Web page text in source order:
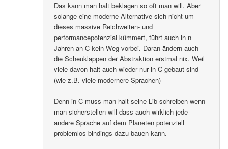
Das kann man halt beklagen so oft man will. Aber
solange eine moderne Alternative sich nicht um
dieses massive Reichweiten- und
performancepotenzial kümmert, führt auch in n
Jahren an C kein Weg vorbei. Daran ändern auch
die Scheuklappen der Abstraktion erstmal nix. Weil
viele davon halt auch wieder nur in C gebaut sind
(wie z.B. viele modernere Sprachen)
Denn in C muss man halt seine Lib schreiben wenn
man sicherstellen will dass auch wirklich jede
andere Sprache auf dem Planeten potenziell
problemlos bindings dazu bauen kann.